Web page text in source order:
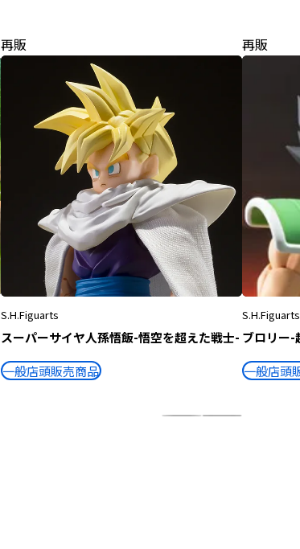
再販
S.H.Figuarts
スーパーサイヤ人孫悟飯-悟空を超えた戦士-
一般店頭販売商品
再販
S.H.Figuarts
ブロリー-
一般店頭